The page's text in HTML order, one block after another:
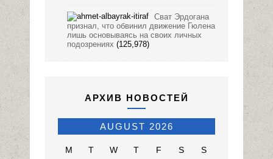
Сват Эрдогана
признал, что обвинил движение Гюлена
лишь основываясь на своих личных
подозрениях (125,978)
АРХИВ НОВОСТЕЙ
AUGUST 2026
M T W T F S S